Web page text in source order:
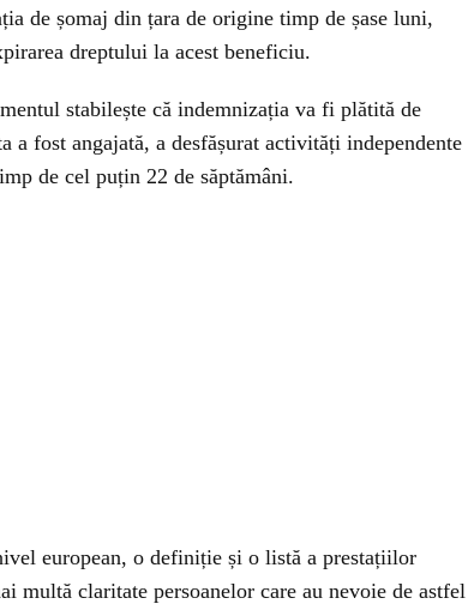
de șomaj din țara de origine timp de șase luni,
dreptului la acest beneficiu.
stabilește că indemnizația va fi plătită de
a fost angajată, a desfășurat activități independente
de cel puțin 22 de săptămâni.
european, o definiție și o listă a prestațiilor
multă claritate persoanelor care au nevoie de astfel